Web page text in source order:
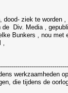
dood- ziek te worden
de Div. Media ,
Bunkers , nou met
werkzaamheden
die tijdens de